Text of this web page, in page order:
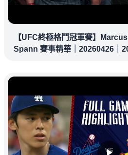
【UFC終極格鬥冠軍賽】
Spann 賽事精華｜20260426｜